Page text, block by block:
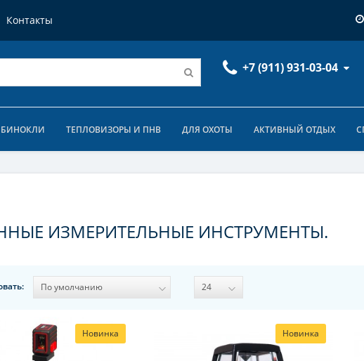
Контакты
+7 (911) 931-03-04
БИНОКЛИ ТЕПЛОВИЗОРЫ И ПНВ ДЛЯ ОХОТЫ АКТИВНЫЙ ОТДЫХ
ИЗМЕРИТЕЛЬНЫЕ ИНСТРУМЕНТЫ.
Новинка Новинка